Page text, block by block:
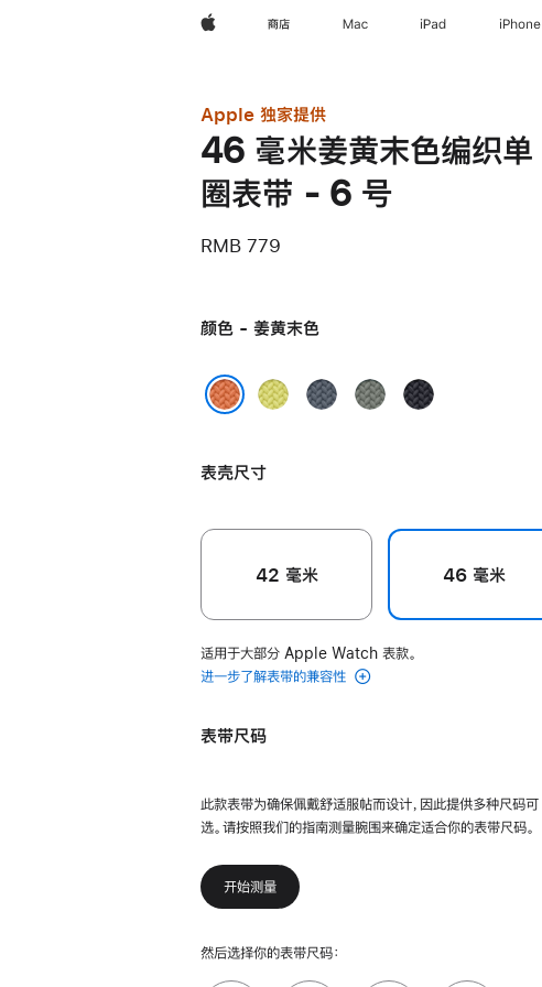
Apple 商店 Mac iPad iPhone
Apple 独家提供
46 毫米姜黄末色编织单
圈表带 - 6 号
RMB 779
颜色 - 姜黄末色
霓
色
铁
灰
午
表壳尺寸
42 毫米 46 毫米
适用于大部分 Apple Watch 表款。
进一步了解表带的兼容性
表带尺码
此款表带为确保佩戴舒适服帖而设计，因此提供多种尺码可
选。请按照我们的指南测量腕围来确定适合你的表带尺码。
开始测量
然后选择你的表带尺码：